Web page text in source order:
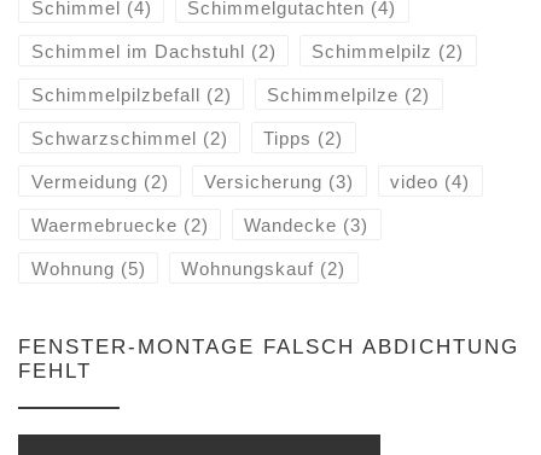
Schimmel (4) Schimmelgutachten (4)
Schimmel im Dachstuhl (2) Schimmelpilz (2)
Schimmelpilzbefall (2) Schimmelpilze (2)
Schwarzschimmel (2) Tipps (2)
Vermeidung (2) Versicherung (3) video (4)
Waermebruecke (2) Wandecke (3)
Wohnung (5) Wohnungskauf (2)
FENSTER-MONTAGE FALSCH ABDICHTUNG
FEHLT